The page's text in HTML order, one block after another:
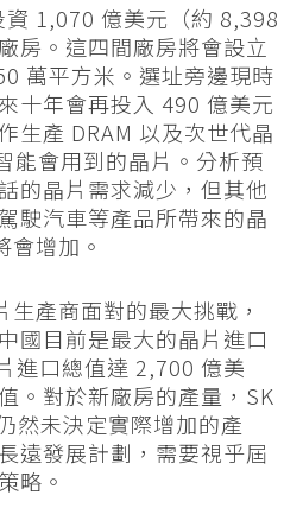
1,070 億美元（約 8,398
房。這四間廠房將會設立
萬平方米。選址旁邊現時
十年會再投入 490 億美元
生產 DRAM 以及次世代晶
能會用到的晶片。分析預
的晶片需求減少，但其他
駛汽車等產品所帶來的晶
會增加。
產商面對的最大挑戰，
國目前是最大的晶片進口
進口總值達 2,700 億美
。對於新廠房的產量，SK
然未決定實際增加的產
遠發展計劃，需要視乎屆
略。